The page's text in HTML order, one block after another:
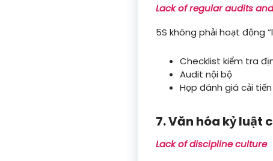
Lack of regular audits
5S không phải hoạt động
Checklist kiểm tra
Audit nội bộ
Họp đánh giá cải tiến
7. Văn hóa kỷ luật
Lack of discipline culture